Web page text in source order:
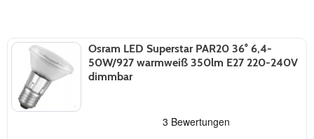
Osram LED Superstar PAR20 36° 6,4-
50W/927 warmweiß 350lm E27 220-240V
dimmbar